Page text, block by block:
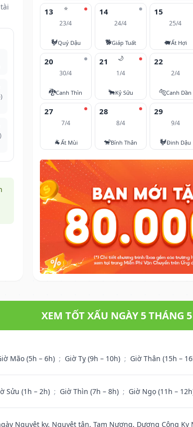
⭐
13
23/4
🐓Quý Dậu
14
24/4
🐕Giáp Tuất
15
25/4
🐖Ất Hợi
20
30/4
🐉Canh Thìn
🌙
21
1/4
🐂Kỷ Sửu
22
2/4
🐅Canh Dần
27
7/4
🐐Ất Mùi
28
8/4
🐒Bính Thân
29
9/4
🐓Đinh Dậu
XEM TỐT XẤU NGÀY 5 THÁNG 5
Mão (5h – 6h) ; Giờ Tỵ (9h – 10h) ; Giờ Thân (15h –
Sửu (1h – 2h) ; Giờ Thìn (7h – 8h) ; Giờ Ngọ (11h –
Nguyệt kỵ, Nguyệt tận, Tam Nương, Dương Công Kỵ